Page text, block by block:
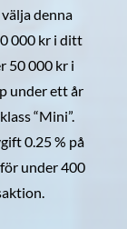
denna
000 kr i ditt
50 000 kr i
under ett år
“Mini”.
0.25 % på
under 400